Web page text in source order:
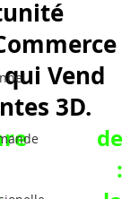
Vend
3D.
de
: